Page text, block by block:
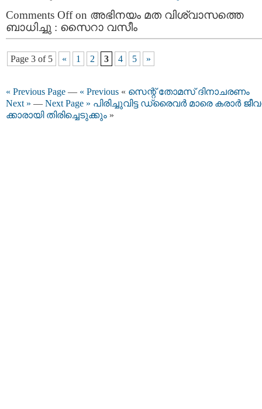
Comments Offon അഭിനയം മത വിശ്വാസത്തെ
ബാധിച്ചു : സൈറാ വസീം
Page 3 of 5 « 1 2 3 4 5 »
« Previous Page — « Previous « സെന്റ് തോമസ് ദിനാചരണം
Next » — Next Page » പിരിച്ചുവിട്ട ഡ്രൈവര്‍ മാരെ കരാര്‍
ക്കാരായി തിരിച്ചെടുക്കും »